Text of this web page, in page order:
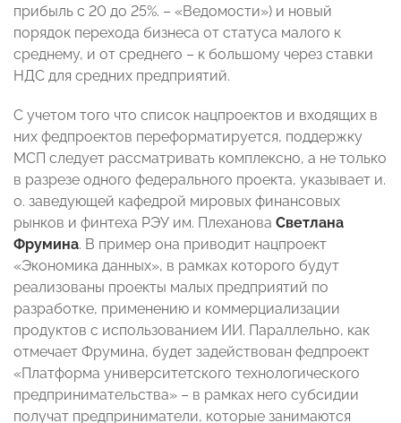
прибыль с 20 до 25%. – «Ведомости») и новый
порядок перехода бизнеса от статуса малого к
среднему, и от среднего – к большому через ставки
НДС для средних предприятий.
С учетом того что список нацпроектов и входящих в
них федпроектов переформатируется, поддержку
МСП следует рассматривать комплексно, а не только
в разрезе одного федерального проекта, указывает и.
о. заведующей кафедрой мировых финансовых
рынков и финтеха РЭУ им. Плеханова Светлана
Фрумина. В пример она приводит нацпроект
«Экономика данных», в рамках которого будут
реализованы проекты малых предприятий по
разработке, применению и коммерциализации
продуктов с использованием ИИ. Параллельно, как
отмечает Фрумина, будет задействован федпроект
«Платформа университетского технологического
предпринимательства» – в рамках него субсидии
получат предприниматели, которые занимаются